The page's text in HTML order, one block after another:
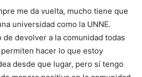
me da vuelta, mucho tiene que
universidad como la UNNE.
devolver a la comunidad todas
hacer lo que estoy
desde que lugar, pero sí tengo